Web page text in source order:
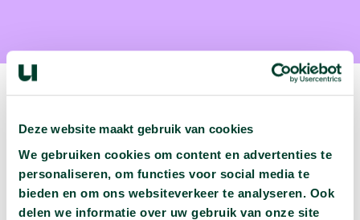
Deze website maakt gebruik van cookies
We gebruiken cookies om content en advertenties te
personaliseren, om functies voor social media te
bieden en om ons websiteverkeer te analyseren. Ook
delen we informatie over uw gebruik van onze site
Volgende podcast:
Wat zijn jouw naam en bsn-nummer waard?
Beluister deze podcast arrow_forward